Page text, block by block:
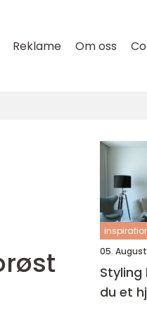
Reklame Om oss
05.
Styling
du et